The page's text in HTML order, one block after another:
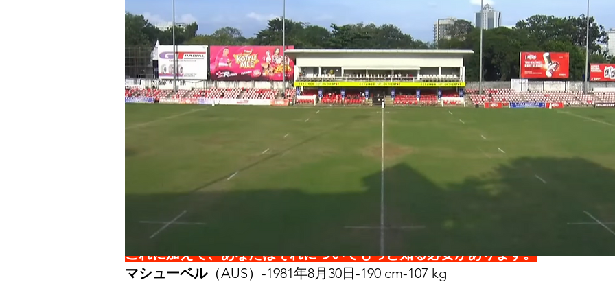
これに加えて、あなたはそれについてもっと知る必要があります。
柱
ベンジャミンヒギンズ（HK、20キャップ）-1992年6月15日-182 cm-101 kg
タウコロアマタンギ（HK、1キャップ）-1995年3月1日-178 cm-127 kg
グラントケンプ（HK、5キャップ）-1988年10月31日-187 cm-119 kg
ロリー・ヤング（ENG）-？ -？ -？
これに加えて、あなたはそれについてもっと知る必要があります。
これに加えて、あなたはそれについてもっと知る必要があります。
ルーク・デュワー（NZ）-？
-180cm-99kg
ドム・ヘグリン（アメリカ）-？ -？ -？
これに加えて、あなたはそれについてもっと知る必要があります。
2行目
これに加えて、あなたはそれについてもっと知る必要があります。
マシューベル（AUS）-1981年8月30日-190 cm-107 kg